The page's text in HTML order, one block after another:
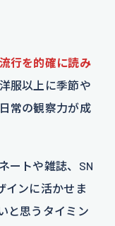
流行を的確に読み
服以上に季節や
常の観察力が成
ートや雑誌、SN
インに活かせま
と思うタイミン